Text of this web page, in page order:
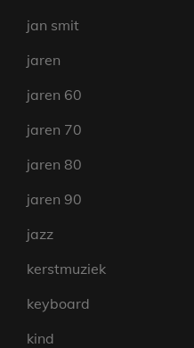
jan smit
jaren
jaren 60
jaren 70
jaren 80
jaren 90
jazz
kerstmuziek
keyboard
kind